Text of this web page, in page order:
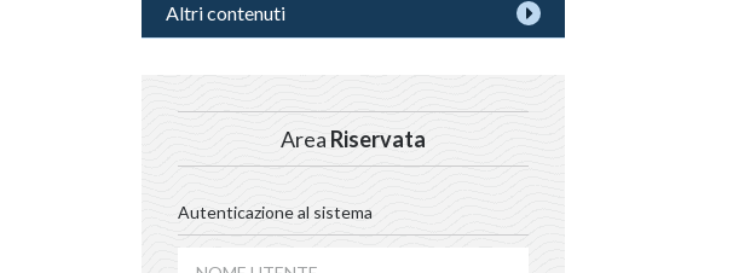
Altri contenuti
Area Riservata
Autenticazione al sistema